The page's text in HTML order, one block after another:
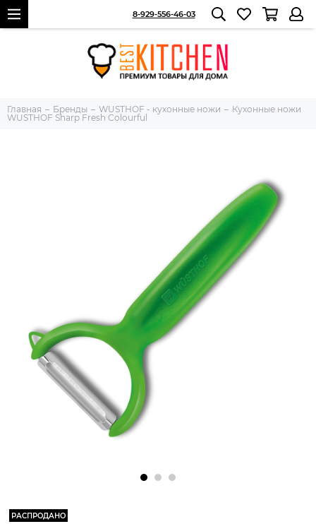
8-929-556-46-03
Главная Бренды WUSTHOF - кухонные ножи
Кухонные ножи
WUSTHOF Sharp Fresh Colourful
РАСПРОДАНО